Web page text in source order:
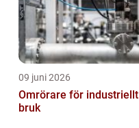
09 juni 2026
Omrörare för industriellt
bruk